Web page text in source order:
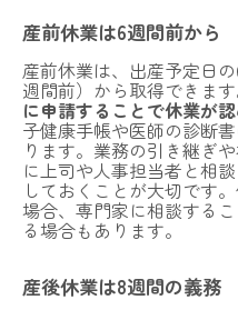
産前休業は6週間前から
産前休業は、出産予定日
週間前）から取得できます
に申請することで休業が認
子健康手帳や医師の診断
ります。業務の引き継ぎ
に上司や人事担当者と相
しておくことが大切です
場合、専門家に相談する
る場合もあります。
産後休業は8週間の義務